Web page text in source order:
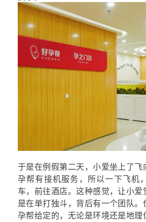
于是在例假第二天，小爱坐上了飞
孕帮有接机服务，所以一下飞机
车，前往酒店。这种感觉，让小爱
是在单打独斗，背后有一个团队。
孕帮给定的，无论是环境还是地理